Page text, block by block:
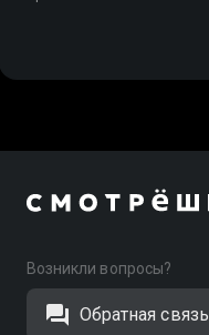
Возникли вопросы?
Обратная связь